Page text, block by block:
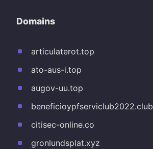
Domains
articulaterot.top
ato-aus-i.top
augov-uu.top
beneficioypfserviclub2022.club
citisec-online.co
gronlundsplat.xyz